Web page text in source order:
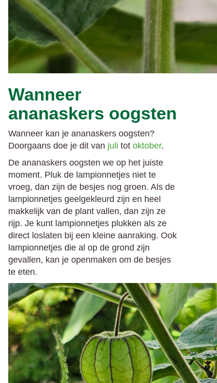
Wanneer
ananaskers oogsten
Wanneer kan je ananaskers oogsten?
Doorgaans doe je dit van juli tot oktober.
De ananaskers oogsten we op het juiste
moment. Pluk de lampionnetjes niet te
vroeg, dan zijn de besjes nog groen. Als de
lampionnetjes geelgekleurd zijn en heel
makkelijk van de plant vallen, dan zijn ze
rijp. Je kunt lampionnetjes plukken als ze
direct loslaten bij een kleine aanraking. Ook
lampionnetjes die al op de grond zijn
gevallen, kan je openmaken om de besjes
te eten.